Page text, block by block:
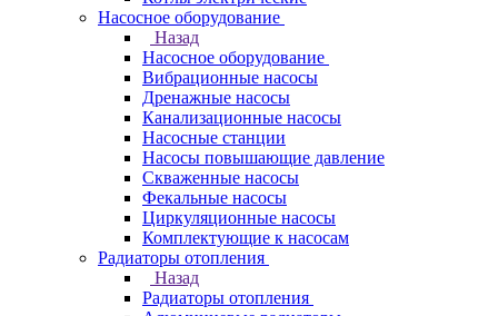
Насосное оборудование
Назад
Насосное оборудование
Вибрационные насосы
Дренажные насосы
Канализационные насосы
Насосные станции
Насосы повышающие давление
Скваженные насосы
Фекальные насосы
Циркуляционные насосы
Комплектующие к насосам
Радиаторы отопления
Назад
Радиаторы отопления